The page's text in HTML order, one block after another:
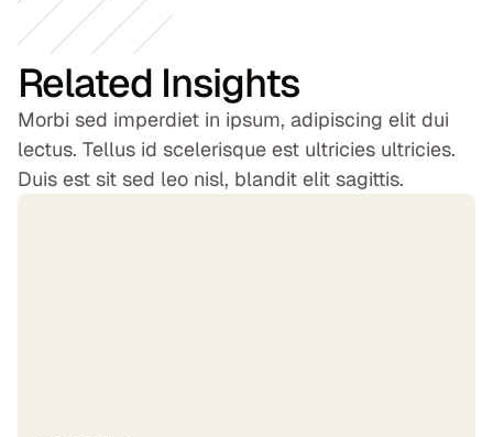
Related Insights
Morbi sed imperdiet in ipsum, adipiscing elit dui
lectus. Tellus id scelerisque est ultricies ultricies.
Duis est sit sed leo nisl, blandit elit sagittis.